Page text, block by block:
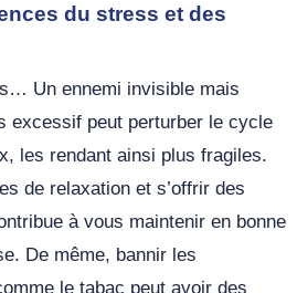
du stress et des
Un ennemi invisible mais
excessif peut perturber le cycle
les rendant ainsi plus fragiles.
de relaxation et s’offrir des
à vous maintenir en bonne
De même, bannir les
le tabac peut avoir des